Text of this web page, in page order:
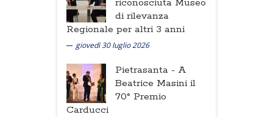
riconosciuta Museo
di rilevanza
Regionale per altri 3 anni
giovedì 30 luglio 2026
Pietrasanta - A
Beatrice Masini il
70° Premio
Carducci